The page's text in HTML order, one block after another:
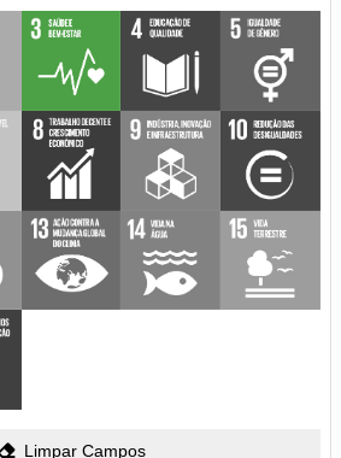
Limpar Campos